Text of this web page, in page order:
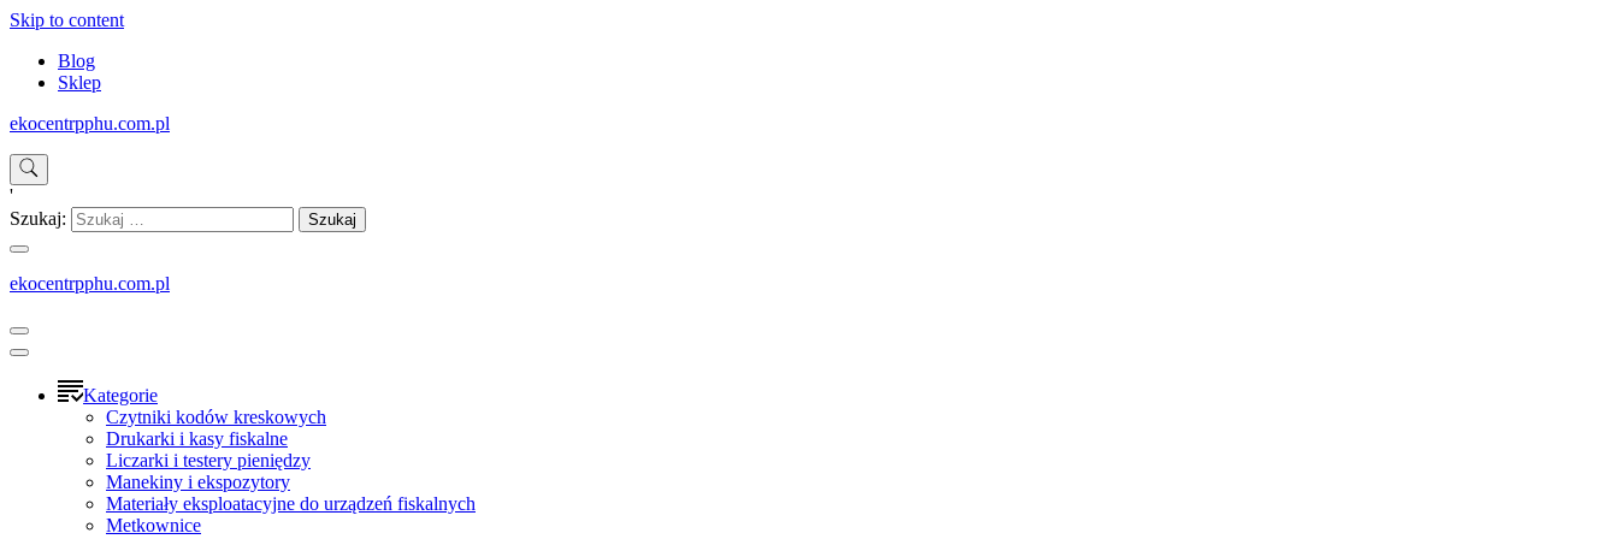
Skip to content
Blog
Sklep
ekocentrpphu.com.pl
'
Szukaj:
ekocentrpphu.com.pl
Kategorie
Czytniki kodów kreskowych
Drukarki i kasy fiskalne
Liczarki i testery pieniędzy
Manekiny i ekspozytory
Materiały eksploatacyjne do urządzeń fiskalnych
Metkownice